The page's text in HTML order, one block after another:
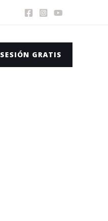
SESIÓN GRATIS